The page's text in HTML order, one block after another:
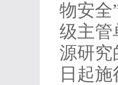
物安全
级主管
源研究
日起